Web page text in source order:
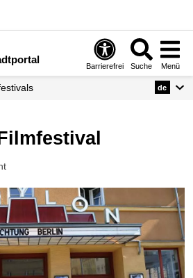
Barrierefrei Suche Menü
de